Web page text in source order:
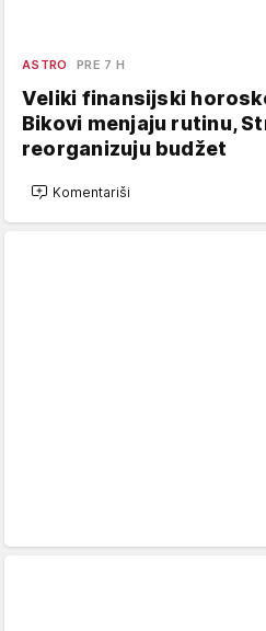
ASTRO PRE 7 H
Veliki finansijski
Bikovi menjaju rutinu,
reorganizuju budžet
Komentariši